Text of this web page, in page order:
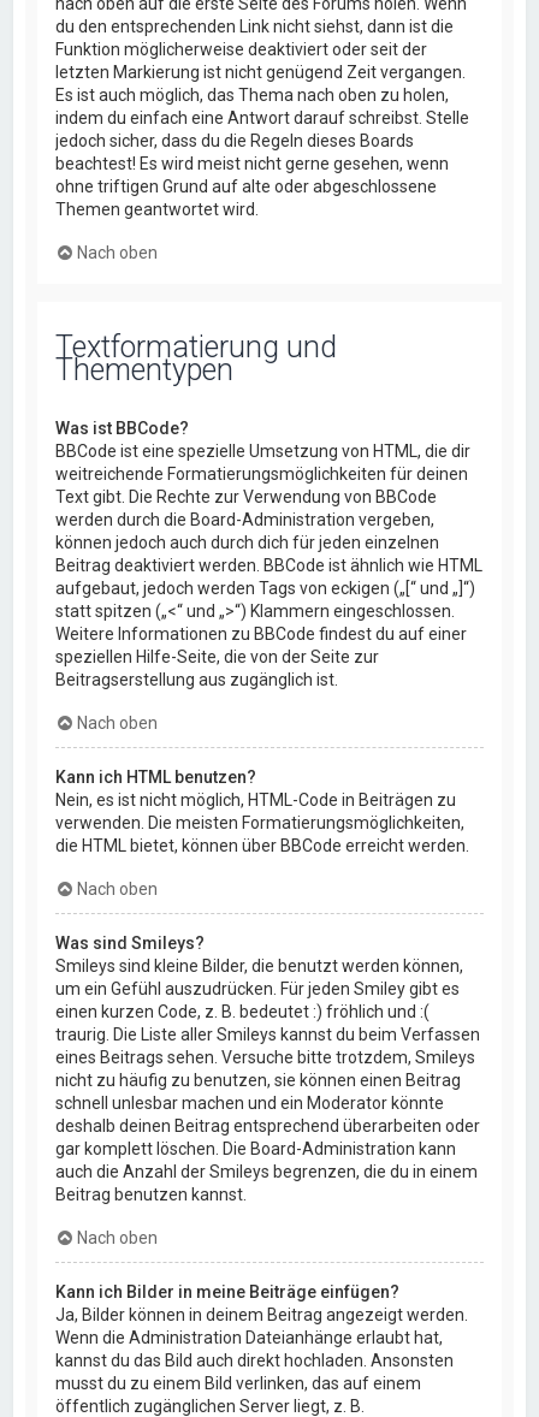
du den entsprechenden Link nicht siehst, dann ist die
Funktion möglicherweise deaktiviert oder seit der
letzten Markierung ist nicht genügend Zeit vergangen.
Es ist auch möglich, das Thema nach oben zu holen,
indem du einfach eine Antwort darauf schreibst. Stelle
jedoch sicher, dass du die Regeln dieses Boards
beachtest! Es wird meist nicht gerne gesehen, wenn
ohne triftigen Grund auf alte oder abgeschlossene
Themen geantwortet wird.
Nach oben
Textformatierung und
Thementypen
Was ist BBCode?
BBCode ist eine spezielle Umsetzung von HTML, die dir
weitreichende Formatierungsmöglichkeiten für deinen
Text gibt. Die Rechte zur Verwendung von BBCode
werden durch die Board-Administration vergeben,
können jedoch auch durch dich für jeden einzelnen
Beitrag deaktiviert werden. BBCode ist ähnlich wie HTML
aufgebaut, jedoch werden Tags von eckigen („[“ und „]“)
statt spitzen („<“ und „>“) Klammern eingeschlossen.
Weitere Informationen zu BBCode findest du auf einer
speziellen Hilfe-Seite, die von der Seite zur
Beitragserstellung aus zugänglich ist.
Nach oben
Kann ich HTML benutzen?
Nein, es ist nicht möglich, HTML-Code in Beiträgen zu
verwenden. Die meisten Formatierungsmöglichkeiten,
die HTML bietet, können über BBCode erreicht werden.
Nach oben
Was sind Smileys?
Smileys sind kleine Bilder, die benutzt werden können,
um ein Gefühl auszudrücken. Für jeden Smiley gibt es
einen kurzen Code, z. B. bedeutet :) fröhlich und :(
traurig. Die Liste aller Smileys kannst du beim Verfassen
eines Beitrags sehen. Versuche bitte trotzdem, Smileys
nicht zu häufig zu benutzen, sie können einen Beitrag
schnell unlesbar machen und ein Moderator könnte
deshalb deinen Beitrag entsprechend überarbeiten oder
gar komplett löschen. Die Board-Administration kann
auch die Anzahl der Smileys begrenzen, die du in einem
Beitrag benutzen kannst.
Nach oben
Kann ich Bilder in meine Beiträge einfügen?
Ja, Bilder können in deinem Beitrag angezeigt werden.
Wenn die Administration Dateianhänge erlaubt hat,
kannst du das Bild auch direkt hochladen. Ansonsten
musst du zu einem Bild verlinken, das auf einem
öffentlich zugänglichen Server liegt, z. B.